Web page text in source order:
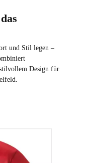
und Stil legen –
Design für